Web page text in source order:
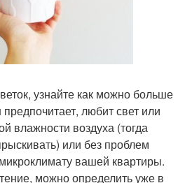
узнайте как можно больше
любит свет или
влажности воздуха (тогда
или без проблем
вашей квартиры.
можно определить уже в